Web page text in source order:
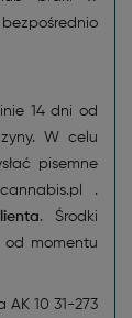
14 dni od
W celu
pisemne
.
. Środki
od momentu
AK 10 31-273